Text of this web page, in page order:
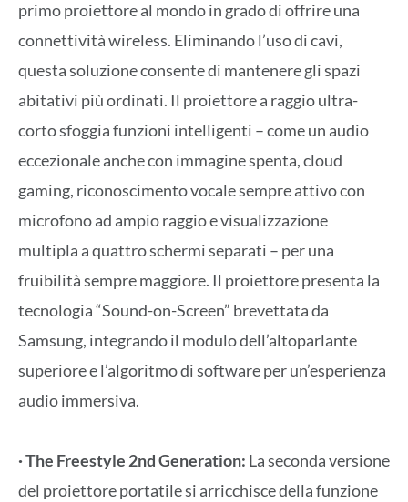
primo proiettore al mondo in grado di offrire una
connettività wireless. Eliminando l’uso di cavi,
questa soluzione consente di mantenere gli spazi
abitativi più ordinati. Il proiettore a raggio ultra-
corto sfoggia funzioni intelligenti – come un audio
eccezionale anche con immagine spenta, cloud
gaming, riconoscimento vocale sempre attivo con
microfono ad ampio raggio e visualizzazione
multipla a quattro schermi separati – per una
fruibilità sempre maggiore. Il proiettore presenta la
tecnologia “Sound-on-Screen” brevettata da
Samsung, integrando il modulo dell’altoparlante
superiore e l’algoritmo di software per un’esperienza
audio immersiva.
· The Freestyle 2nd Generation: La seconda versione
del proiettore portatile si arricchisce della funzione